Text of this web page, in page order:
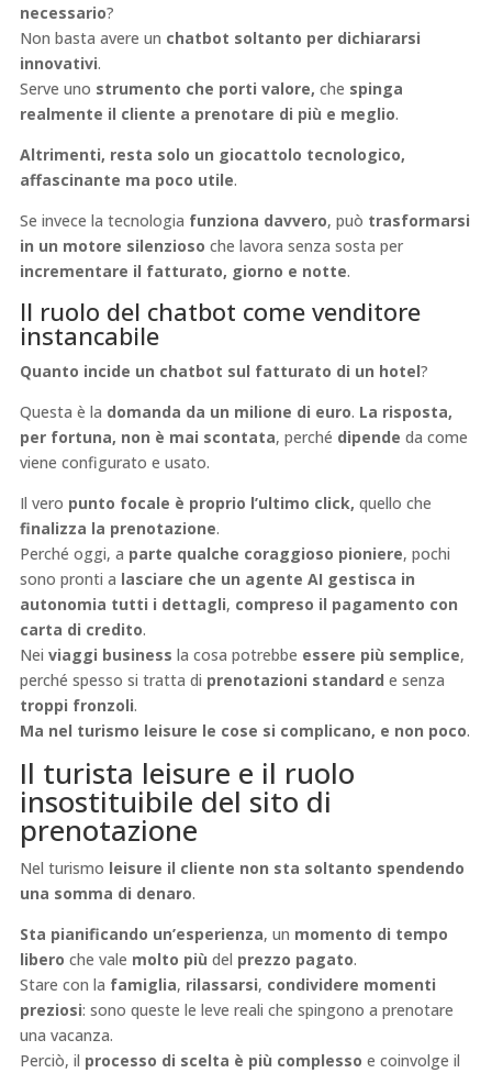
necessario?
Non basta avere un chatbot soltanto per dichiararsi
innovativi.
Serve uno strumento che porti valore, che spinga
realmente il cliente a prenotare di più e meglio.
Altrimenti, resta solo un giocattolo tecnologico,
affascinante ma poco utile.
Se invece la tecnologia funziona davvero, può trasformarsi
in un motore silenzioso che lavora senza sosta per
incrementare il fatturato, giorno e notte.
Il ruolo del chatbot come venditore
instancabile
Quanto incide un chatbot sul fatturato di un hotel?
Questa è la domanda da un milione di euro. La risposta,
per fortuna, non è mai scontata, perché dipende da come
viene configurato e usato.
Il vero punto focale è proprio l’ultimo click, quello che
finalizza la prenotazione.
Perché oggi, a parte qualche coraggioso pioniere, pochi
sono pronti a lasciare che un agente AI gestisca in
autonomia tutti i dettagli, compreso il pagamento con
carta di credito.
Nei viaggi business la cosa potrebbe essere più semplice,
perché spesso si tratta di prenotazioni standard e senza
troppi fronzoli.
Ma nel turismo leisure le cose si complicano, e non poco.
Il turista leisure e il ruolo
insostituibile del sito di
prenotazione
Nel turismo leisure il cliente non sta soltanto spendendo
una somma di denaro.
Sta pianificando un’esperienza, un momento di tempo
libero che vale molto più del prezzo pagato.
Stare con la famiglia, rilassarsi, condividere momenti
preziosi: sono queste le leve reali che spingono a prenotare
una vacanza.
Perciò, il processo di scelta è più complesso e coinvolge il